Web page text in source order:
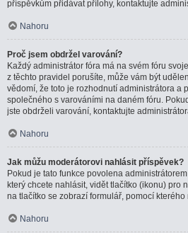
příspěvkům přidávat přílohy, kontaktujte
Nahoru
Proč jsem obdržel varování?
Každý administrátor fóra má na svém fóru
z těchto pravidel porušíte, může vám být
vědomí, že toto je rozhodnutí administrátora a
společného s varováními na daném fóru.
jste obdrželi varování, kontaktujte
Nahoru
Jak můžu moderátorovi nahlásit příspěvek?
Pokud je tato funkce povolena
který chcete nahlásit, vidět tlačítko (ikonu) pro
na tlačítko se zobrazí formulář, pomocí
Nahoru